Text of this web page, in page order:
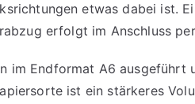
etwas dabei ist.
erfolgt im Anschluss
im Endformat A6 ausgeführt
ist ein stärkeres